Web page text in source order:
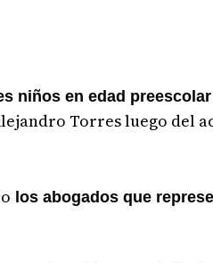
niños en edad
Torres luego del
los abogados que